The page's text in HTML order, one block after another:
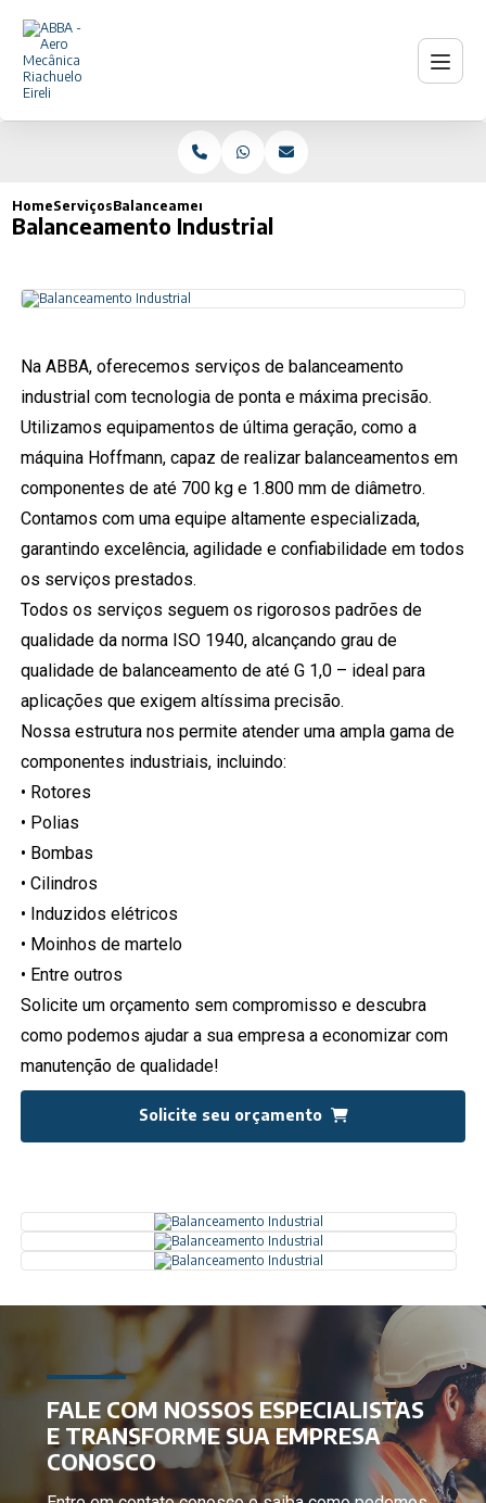
HomeServiçosBalanceamento Industrial
Balanceamento Industrial
Na ABBA, oferecemos serviços de balanceamento
industrial com tecnologia de ponta e máxima precisão.
Utilizamos equipamentos de última geração, como a
máquina Hoffmann, capaz de realizar balanceamentos em
componentes de até 700 kg e 1.800 mm de diâmetro.
Contamos com uma equipe altamente especializada,
garantindo excelência, agilidade e confiabilidade em todos
os serviços prestados.
Todos os serviços seguem os rigorosos padrões de
qualidade da norma ISO 1940, alcançando grau de
qualidade de balanceamento de até G 1,0 – ideal para
aplicações que exigem altíssima precisão.
Nossa estrutura nos permite atender uma ampla gama de
componentes industriais, incluindo:
• Rotores
• Polias
• Bombas
• Cilindros
• Induzidos elétricos
• Moinhos de martelo
• Entre outros
Solicite um orçamento sem compromisso e descubra
como podemos ajudar a sua empresa a economizar com
manutenção de qualidade!
Solicite seu orçamento
FALE COM NOSSOS ESPECIALISTAS
E TRANSFORME SUA EMPRESA
CONOSCO